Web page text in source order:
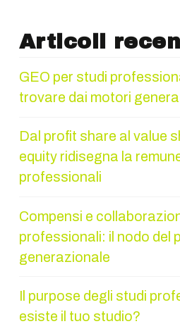
Articoli
GEO per studi
trovare dai motori
Dal profit share al value
equity ridisegna la
professionali
Compensi e
professionali: il nodo del
generazionale
Il purpose degli studi
esiste il tuo studio?